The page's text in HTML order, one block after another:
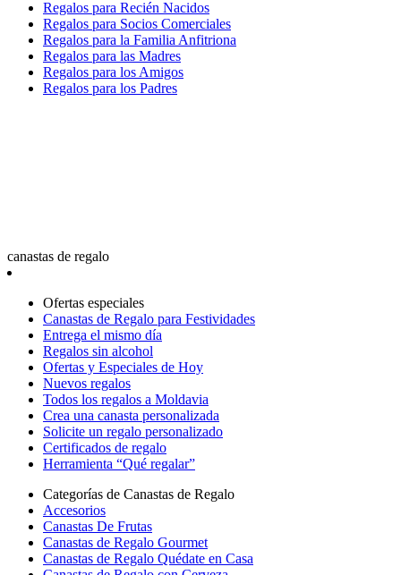
Regalos para Recién Nacidos
Regalos para Socios Comerciales
Regalos para la Familia Anfitriona
Regalos para las Madres
Regalos para los Amigos
Regalos para los Padres
canastas de regalo
Ofertas especiales
Canastas de Regalo para Festividades
Entrega el mismo día
Regalos sin alcohol
Ofertas y Especiales de Hoy
Nuevos regalos
Todos los regalos a Moldavia
Crea una canasta personalizada
Solicite un regalo personalizado
Certificados de regalo
Herramienta “Qué regalar”
Categorías de Canastas de Regalo
Accesorios
Canastas De Frutas
Canastas de Regalo Gourmet
Canastas de Regalo Quédate en Casa